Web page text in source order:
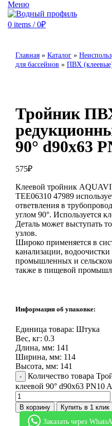
Меню
0 items / 0₽
Главная » Каталог »
для бассейнов » ПВХ
Тройник
90° d90х63
575₽
Клеевой тройник
TEE06310 47989
ответвления в
углом 90°. Используется
Деталь может выступать
узлов.
Широко применяется в
канализации,
промышленных и
также в пищевой
Информация об упаковке:
Единица товара: Штука
Вес, кг: 0.3
Длина, мм: 141
Ширина, мм: 114
Высота, мм: 141
Количество товара
клеевой 90° d90х63 PN10
В корзину
Купить в 1 клик
Заказать через